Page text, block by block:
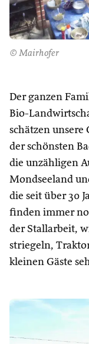
© Mairhofer
Der ganzen
Bio-
schätzen unsere
der schönsten
die unzähligen
Mondseeland
die seit über 30
finden immer
der Stallarbeit,
striegeln,
kleinen Gäste